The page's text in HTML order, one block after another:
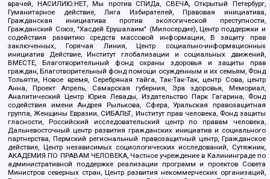
врачей, НАСИЛИЮ.НЕТ, Мы против СПИДа, СВЕЧА, Открытый Петербург,
Гуманитарное действие, Лига Избирателей, Правовая инициатива,
Гражданская инициатива против экологической преступности,
Гражданский Союз, "Хасдей Ерушалаим" (Милосердие), Центр поддержки и
содействия развитию средств массовой информации, В защиту прав
заключенных, Горячая Линия, Центр социально-информационных
инициатив Действие, Институт глобализации и социальных движений,
ВМЕСТЕ, Благотворительный фонд охраны здоровья и защиты прав
граждан, Благотворительный фонд помощи осужденным и их семьям, Фонд
Тольятти, Новое время, Серебряная тайга, Так-Так-Так, центр Сова, центр
Анна, Проект Апрель, Самарская губерния, Эра здоровья, Мемориал,
Аналитический Центр Юрия Левады, Издательство Парк Гагарина, Фонд
содействия имени Андрея Рылькова, Сфера, Уральская правозащитная
группа, Женщины Евразии, СИБАЛЬТ, Институт прав человека, Фонд защиты
гласности, Российский исследовательский центр по правам человека,
Дальневосточный центр развития гражданских инициатив и социального
партнерства, Пермский региональный правозащитный центр, Гражданское
действие, Центр независимых социологических исследований, Сутяжник,
АКАДЕМИЯ ПО ПРАВАМ ЧЕЛОВЕКА, Частное учреждение в Калининграде по
административной поддержке реализации программ и проектов Совета
Министров северных стран, Центр развития некоммерческих организаций,